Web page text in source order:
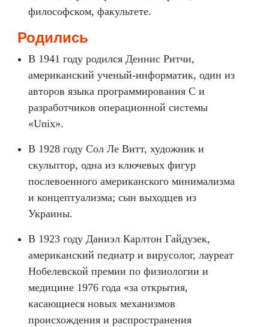
философском, факультете.
Родились
В 1941 году родился Деннис Ритчи,
американский ученый-информатик, один из
авторов языка программирования C и
разработчиков операционной системы
«Unix».
В 1928 году Сол Ле Витт, художник и
скульптор, одна из ключевых фигур
послевоенного американского минимализма
и концептуализма; сын выходцев из
Украины.
В 1923 году Даниэл Карлтон Гайдузек,
американский педиатр и вирусолог, лауреат
Нобелевской премии по физиологии и
медицине 1976 года «за открытия,
касающиеся новых механизмов
происхождения и распространения